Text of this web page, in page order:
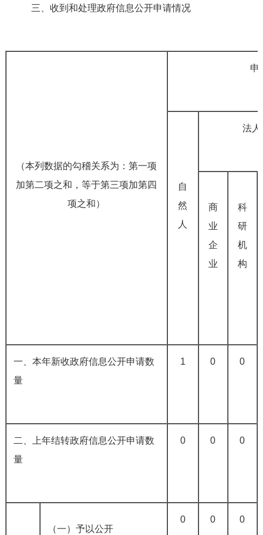
三、收到和处理政府信息公开申请情况
（本列数据的勾稽关系为：第一项
加第二项之和，等于第三项加第四
项之和）
申
自
然
人
法
商
业
企
业
科
研
机
构
一、本年新收政府信息公开申请数
量
1 0 0
二、上年结转政府信息公开申请数
量
0 0 0
（一）予以公开
0 0 0